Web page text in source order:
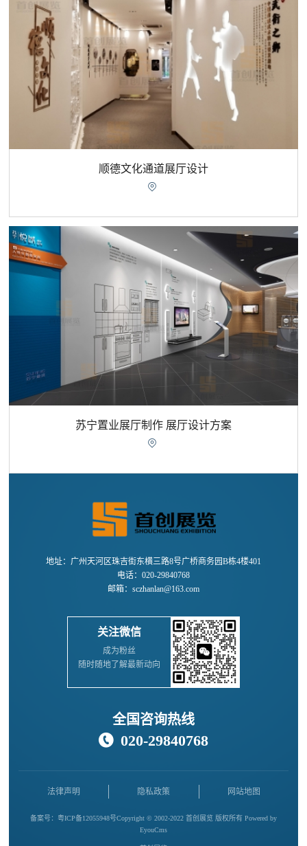
顺德文化通道展厅设计

苏宁置业展厅制作 展厅设计方案

地址：广州天河区珠吉街东横三路8号广桥商务园B栋4楼401
电话：020-29840768
邮箱：sczhanlan@163.com
关注微信
成为粉丝
随时随地了解最新动向
全国咨询热线
 020-29840768
法律声明 隐私政策 网站地图
备案号： 粤ICP备12055948号Copyright © 2002-2022 首创展览 版权所有 Powered by
EyouCms